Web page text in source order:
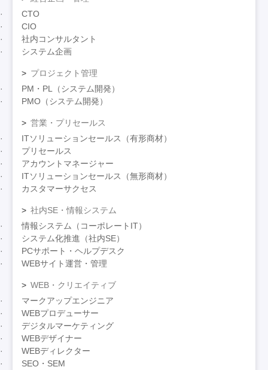
CTO
CIO
社内コンサルタント
システム企画
プロジェクト管理
PM・PL（システム開発）
PMO（システム開発）
営業・プリセールス
ITソリューションセールス（有形商材）
プリセールス
アカウントマネージャー
ITソリューションセールス（無形商材）
カスタマーサクセス
社内SE・情報システム
情報システム（コーポレートIT）
システム化推進（社内SE）
PCサポート・ヘルプデスク
WEBサイト運営・管理
WEB・クリエイティブ
マークアップエンジニア
WEBプロデューサー
デジタルマーケティング
WEBデザイナー
WEBディレクター
SEO・SEM